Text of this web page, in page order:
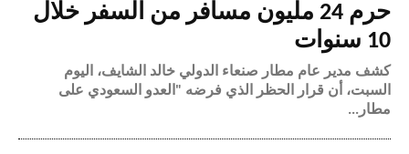
حرم 24 مليون مسافر من السفر خلال
10 سنوات
كشف مدير عام مطار صنعاء الدولي خالد الشايف، اليوم
السبت، أن قرار الحظر الذي فرضه "العدو السعودي على
مطار...